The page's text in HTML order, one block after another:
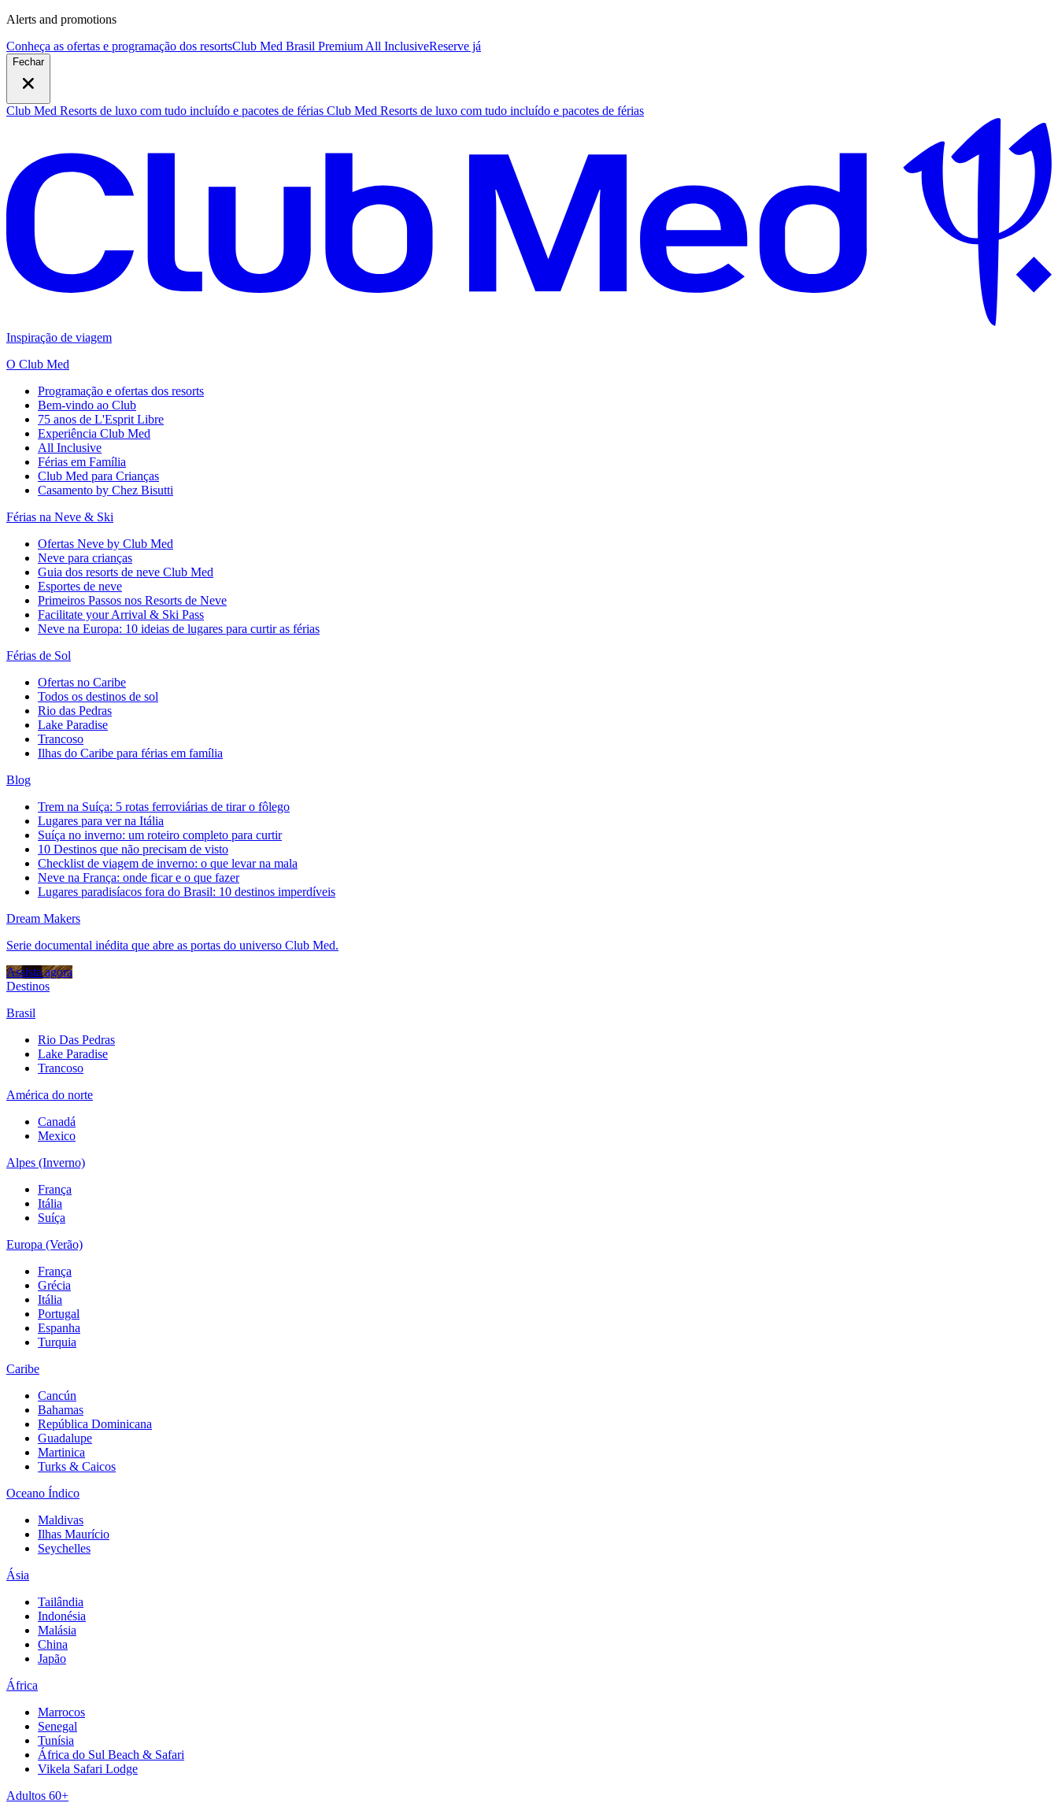
Alerts and promotions
Conheça as ofertas e programação dos resortsClub Med Brasil Premium All InclusiveReserve já
Fechar
Club Med Resorts de luxo com tudo incluído e pacotes de férias Club Med Resorts de luxo com tudo incluído e pacotes de férias
Inspiração de viagem
O Club Med
Programação e ofertas dos resorts
Bem-vindo ao Club
75 anos de L'Esprit Libre
Experiência Club Med
All Inclusive
Férias em Família
Club Med para Crianças
Casamento by Chez Bisutti
Férias na Neve & Ski
Ofertas Neve by Club Med
Neve para crianças
Guia dos resorts de neve Club Med
Esportes de neve
Primeiros Passos nos Resorts de Neve
Facilitate your Arrival & Ski Pass
Neve na Europa: 10 ideias de lugares para curtir as férias
Férias de Sol
Ofertas no Caribe
Todos os destinos de sol
Rio das Pedras
Lake Paradise
Trancoso
Ilhas do Caribe para férias em família
Blog
Trem na Suíça: 5 rotas ferroviárias de tirar o fôlego
Lugares para ver na Itália
Suíça no inverno: um roteiro completo para curtir
10 Destinos que não precisam de visto
Checklist de viagem de inverno: o que levar na mala
Neve na França: onde ficar e o que fazer
Lugares paradisíacos fora do Brasil: 10 destinos imperdíveis
Dream Makers
Serie documental inédita que abre as portas do universo Club Med.
Assista agora
Destinos
Brasil
Rio Das Pedras
Lake Paradise
Trancoso
América do norte
Canadá
Mexico
Alpes (Inverno)
França
Itália
Suíça
Europa (Verão)
França
Grécia
Itália
Portugal
Espanha
Turquia
Caribe
Cancún
Bahamas
República Dominicana
Guadalupe
Martinica
Turks & Caicos
Oceano Índico
Maldivas
Ilhas Maurício
Seychelles
Ásia
Tailândia
Indonésia
Malásia
China
Japão
África
Marrocos
Senegal
Tunísia
África do Sul Beach & Safari
Vikela Safari Lodge
Adultos 60+